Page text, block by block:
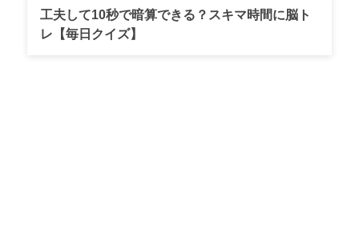
で…。「市川市ってこんなに美味しそうなお店がたく
さんあるの！？」と驚かされるほど、ジャンルを問わ
工夫して10秒で暗算できる？スキマ時間に脳ト
レ【毎日クイズ】